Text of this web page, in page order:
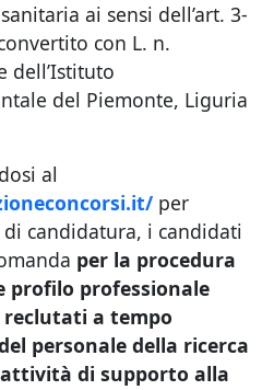
ai sensi dell’art. 3-
con L. n.
dell’Istituto
del Piemonte, Liguria
al
per
candidatura, i candidati
per la procedura
profilo professionale
a tempo
personale della ricerca
di supporto alla